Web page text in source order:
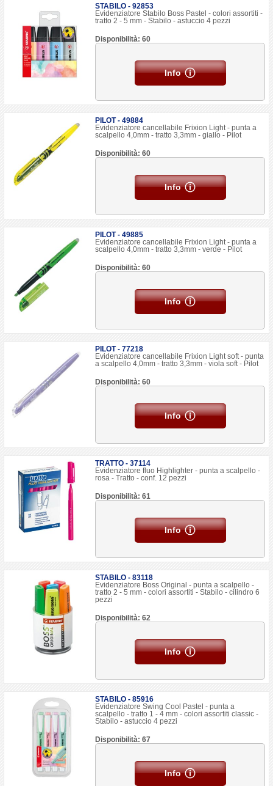
STABILO - 92853
Evidenziatore Stabilo Boss Pastel - colori assortiti -
tratto 2 - 5 mm - Stabilo - astuccio 4 pezzi
Disponibilità: 60
Info
PILOT - 49884
Evidenziatore cancellabile Frixion Light - punta a
scalpello 4,0mm - tratto 3,3mm - giallo - Pilot
Disponibilità: 60
Info
PILOT - 49885
Evidenziatore cancellabile Frixion Light - punta a
scalpello 4,0mm - tratto 3,3mm - verde - Pilot
Disponibilità: 60
Info
PILOT - 77218
Evidenziatore cancellabile Frixion Light soft - punta
a scalpello 4,0mm - tratto 3,3mm - viola soft - Pilot
Disponibilità: 60
Info
TRATTO - 37114
Evidenziatore fluo Highlighter - punta a scalpello -
rosa - Tratto - conf. 12 pezzi
Disponibilità: 61
Info
STABILO - 83118
Evidenziatore Boss Original - punta a scalpello -
tratto 2 - 5 mm - colori assortiti - Stabilo - cilindro 6
pezzi
Disponibilità: 62
Info
STABILO - 85916
Evidenziatore Swing Cool Pastel - punta a
scalpello - tratto 1 - 4 mm - colori assortiti classic -
Stabilo - astuccio 4 pezzi
Disponibilità: 67
Info